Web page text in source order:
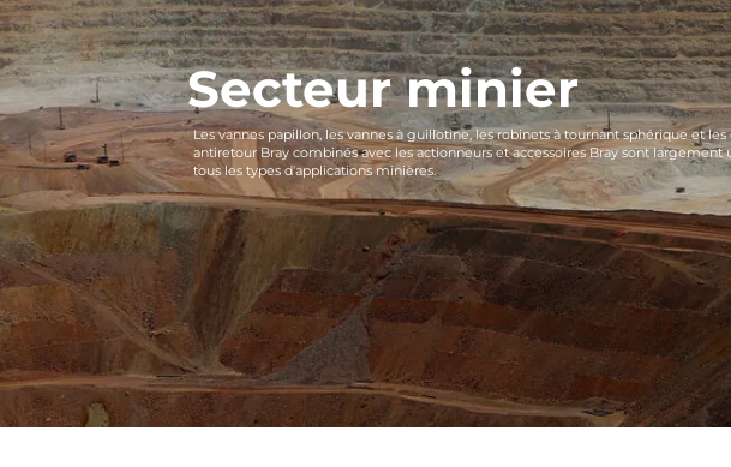
Secteur minier
Les vannes papillon, les vannes à guillotine, les robinets à tournant sphérique et les
antiretour Bray combinés avec les actionneurs et accessoires Bray sont largement
tous les types d'applications minières.